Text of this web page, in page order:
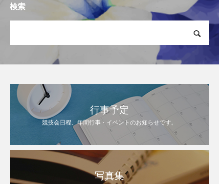
検索
行事予定
競技会日程、年間行事・イベントのお知らせです。
写真集